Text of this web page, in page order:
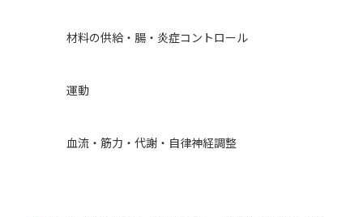
材料の供給・腸・炎症コントロール
運動
血流・筋力・代謝・自律神経調整